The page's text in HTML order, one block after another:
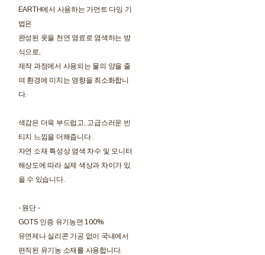
EARTH에서 사용하는 가먼트 다잉 기
법은
완성된 옷을 천연 염료로 염색하는 방
식으로,
제작 과정에서 사용되는 물의 양을 줄
여 환경에 미치는 영향을 최소화합니
다.
색감은 더욱 부드럽고, 고급스러운 빈
티지 느낌을 더해줍니다.
자연 소재 특성상 염색 차수 및 모니터
해상도에 따라 실제 색상과 차이가 있
을 수 있습니다.
- 원단 -
GOTS 인증 유기농면 100%
유연제나 실리콘 가공 없이 국내에서
편직된 유기농 소재를 사용합니다.